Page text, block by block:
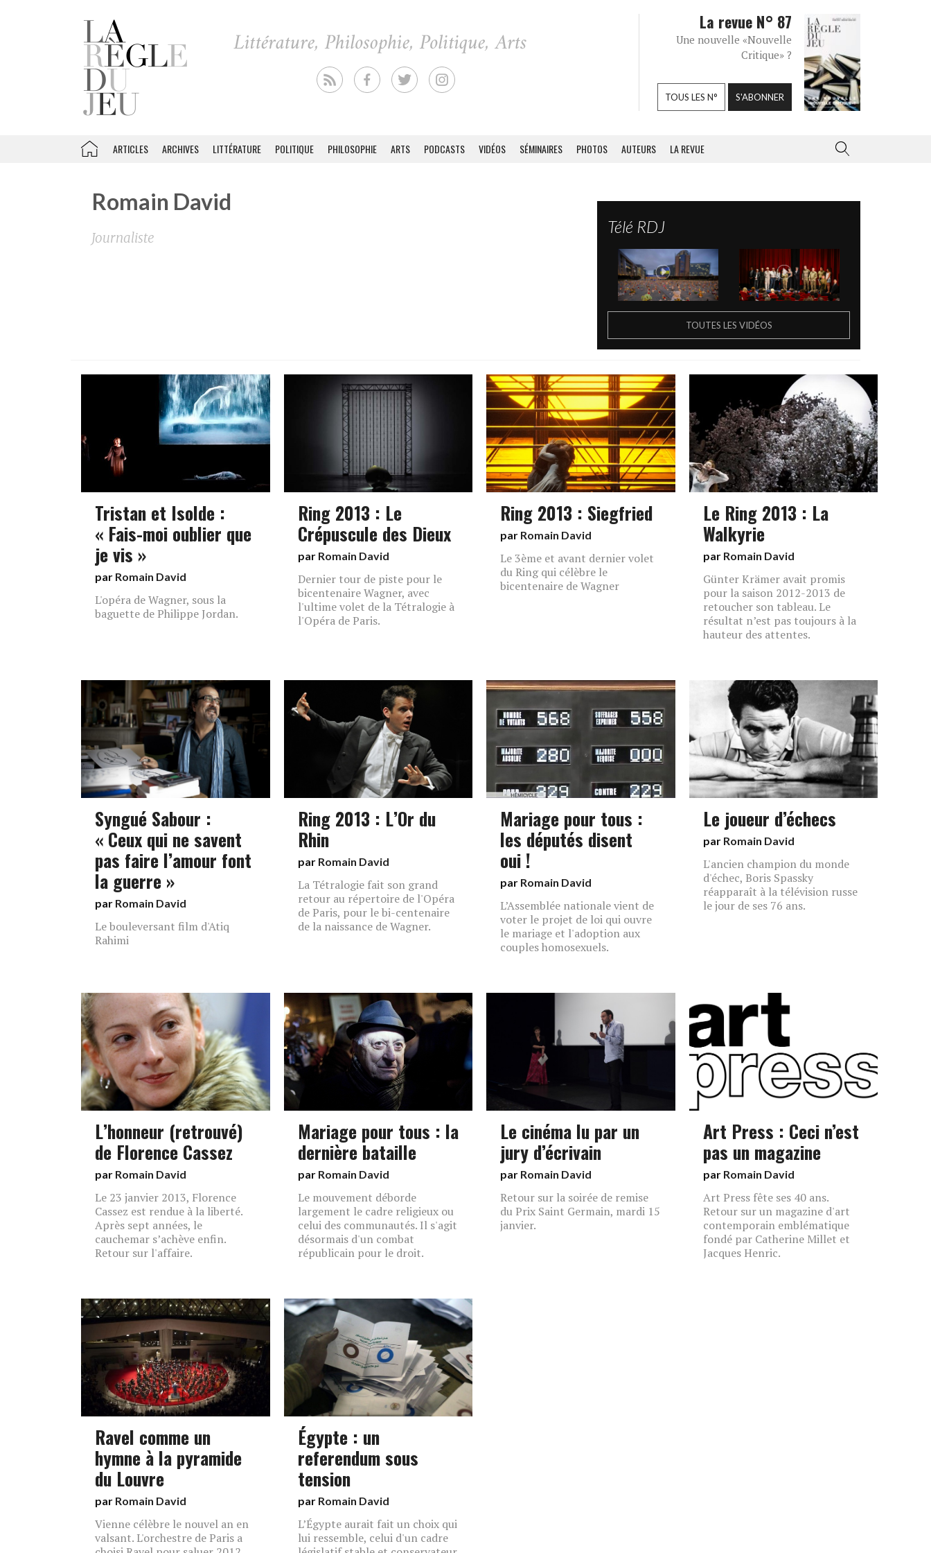
La revue N° 87
Une nouvelle «Nouvelle
Critique» ?
TOUS LES N° S'ABONNER
ARTICLES ARCHIVES LITTÉRATURE POLITIQUE PHILOSOPHIE ARTS PODCASTS VIDÉOS SÉMINAIRES PHOTOS AUTEURS LA REVUE
Romain David
Journaliste
Télé RDJ
TOUTES LES VIDÉOS
Tristan et Isolde :
« Fais-moi oublier que
je vis »
par Romain David
L'opéra de Wagner, sous la
baguette de Philippe Jordan.
Ring 2013 : Le
Crépuscule des Dieux
par Romain David
Dernier tour de piste pour le
bicentenaire Wagner, avec
l'ultime volet de la Tétralogie à
l'Opéra de Paris.
Ring 2013 : Siegfried
par Romain David
Le 3ème et avant dernier volet
du Ring qui célèbre le
bicentenaire de Wagner
Le Ring 2013 : La
Walkyrie
par Romain David
Günter Krämer avait promis
pour la saison 2012-2013 de
retoucher son tableau. Le
résultat n’est pas toujours à la
hauteur des attentes.
Syngué Sabour :
« Ceux qui ne savent
pas faire l’amour font
la guerre »
par Romain David
Le bouleversant film d'Atiq
Rahimi
Ring 2013 : L’Or du
Rhin
par Romain David
La Tétralogie fait son grand
retour au répertoire de l'Opéra
de Paris, pour le bi-centenaire
de la naissance de Wagner.
Mariage pour tous :
les députés disent
oui !
par Romain David
L’Assemblée nationale vient de
voter le projet de loi qui ouvre
le mariage et l'adoption aux
couples homosexuels.
Le joueur d’échecs
par Romain David
L'ancien champion du monde
d'échec, Boris Spassky
réapparaît à la télévision russe
le jour de ses 76 ans.
L’honneur (retrouvé)
de Florence Cassez
par Romain David
Le 23 janvier 2013, Florence
Cassez est rendue à la liberté.
Après sept années, le
cauchemar s’achève enfin.
Retour sur l'affaire.
Mariage pour tous : la
dernière bataille
par Romain David
Le mouvement déborde
largement le cadre religieux ou
celui des communautés. Il s'agit
désormais d'un combat
républicain pour le droit.
Le cinéma lu par un
jury d’écrivain
par Romain David
Retour sur la soirée de remise
du Prix Saint Germain, mardi 15
janvier.
Art Press : Ceci n’est
pas un magazine
par Romain David
Art Press fête ses 40 ans.
Retour sur un magazine d'art
contemporain emblématique
fondé par Catherine Millet et
Jacques Henric.
Ravel comme un
hymne à la pyramide
du Louvre
par Romain David
Vienne célèbre le nouvel an en
valsant. L'orchestre de Paris a
Égypte : un
referendum sous
tension
par Romain David
L’Égypte aurait fait un choix qui
lui ressemble, celui d'un cadre